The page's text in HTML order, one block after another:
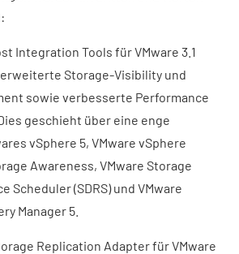
Integration Tools für VMware 3.1
Storage-Visibility und
sowie verbesserte Performance
geschieht über eine enge
vSphere 5, VMware vSphere
Awareness, VMware Storage
Scheduler (SDRS) und VMware
Manager 5.
Replication Adapter für VMware